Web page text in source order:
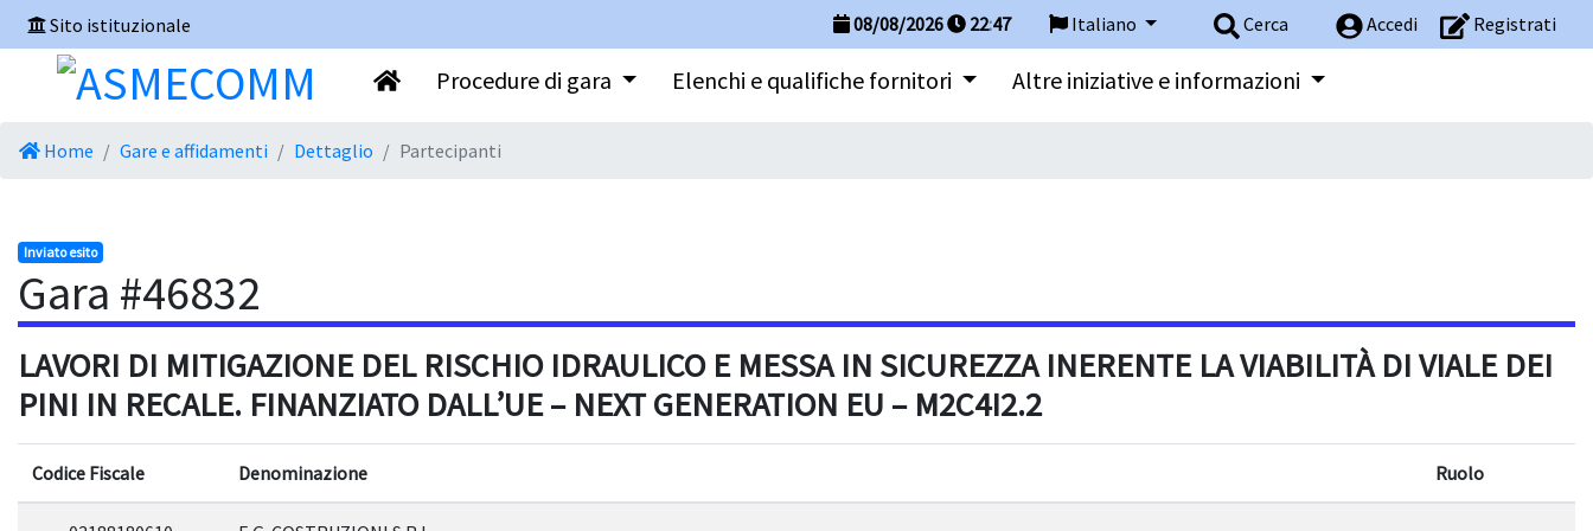
Sito istituzionale Accedi Registrati
Cerca
Italiano
08/08/2026 22:47
Procedure di gara Elenchi e qualifiche fornitori Altre iniziative e informazioni
Home Gare e affidamenti Dettaglio Partecipanti
Inviato esito
Gara #46832
LAVORI DI MITIGAZIONE DEL RISCHIO IDRAULICO E MESSA IN SICUREZZA INERENTE LA VIABILITÀ DI VIALE DEI
PINI IN RECALE. FINANZIATO DALL’UE – NEXT GENERATION EU – M2C4I2.2
Codice Fiscale Denominazione Ruolo